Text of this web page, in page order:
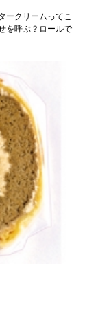
ークリームってこ
を呼ぶ？ロールで